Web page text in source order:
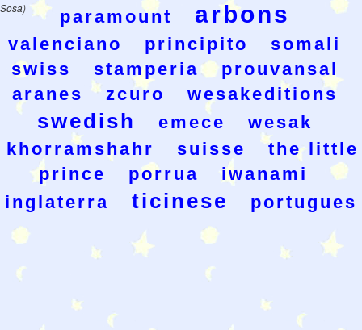
paramount
arbons
valenciano principito
somali
swiss
stamperia
prouvansal
aranes
zcuro wesakeditions
swedish emece
wesak
khorramshahr
suisse
the little
prince
porrua
iwanami
inglaterra
ticinese portugues
Sosa)